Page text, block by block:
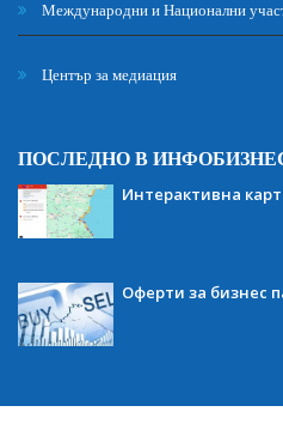
Международни и Национални
Център за медиация
ПОСЛЕДНО В
Интерактивна
Оферти за бизнес